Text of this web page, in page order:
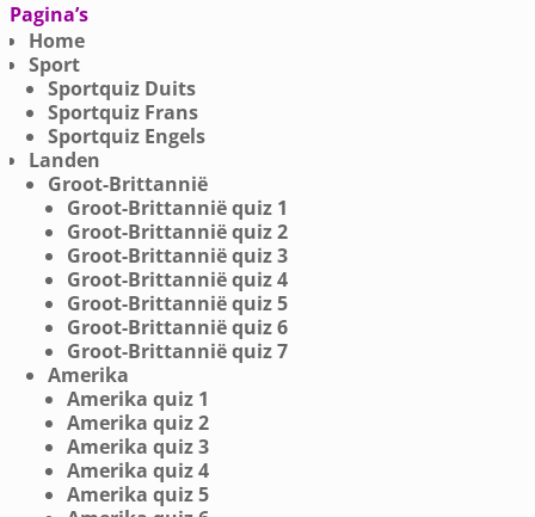
Pagina’s
Home
Sport
Sportquiz Duits
Sportquiz Frans
Sportquiz Engels
Landen
Groot-Brittannië
Groot-Brittannië quiz 1
Groot-Brittannië quiz 2
Groot-Brittannië quiz 3
Groot-Brittannië quiz 4
Groot-Brittannië quiz 5
Groot-Brittannië quiz 6
Groot-Brittannië quiz 7
Amerika
Amerika quiz 1
Amerika quiz 2
Amerika quiz 3
Amerika quiz 4
Amerika quiz 5